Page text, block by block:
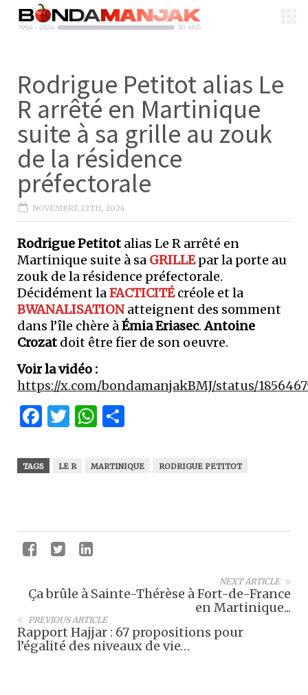
Rodrigue Petitot alias Le
R arrêté en Martinique
suite à sa grille au zouk
de la résidence
préfectorale
NOVEMBRE 12TH, 2024
Rodrigue Petitot alias Le R arrêté en
Martinique suite à sa GRILLEpar la porte au
zouk de la résidence préfectorale.
Décidément laFACTICITÉcréole et la
BWANALISATIONatteignent des somment
dans l’île chère àÉmia Eriasec.Antoine
Crozat doit être fier de son oeuvre.
Voir la vidéo :
https://x.com/bondamanjakBMJ/status/
Facebook
Twitter
WhatsApp
TAGS LE R MARTINIQUE RODRIGUE PETITOT
NEXT ARTICLE
Ça brûle à Sainte-Thérèse à Fort-de-France
en Martinique...
PREVIOUS ARTICLE
Rapport Hajjar : 67 propositions pour
l’égalité des niveaux de vie…